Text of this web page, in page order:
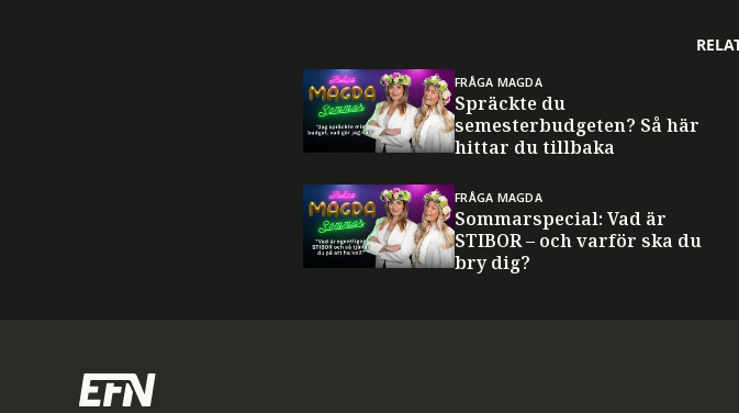
FRÅGA MAGDA
Spräckte du
semesterbudgeten? Så här
hittar du tillbaka
FRÅGA MAGDA
Sommarspecial: Vad är
STIBOR – och varför ska du
bry dig?